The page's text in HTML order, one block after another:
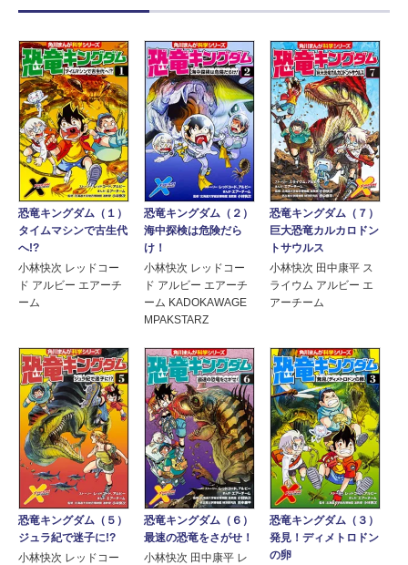
恐竜キングダム（１）
タイムマシンで古生代
へ!?
小林快次 レッドコー
ド アルビー エアーチ
ーム
恐竜キングダム（２）
海中探検は危険だら
け！
小林快次 レッドコー
ド アルビー エアーチ
ーム KADOKAWAGE
MPAKSTARZ
恐竜キングダム（７）
巨大恐竜カルカロドン
トサウルス
小林快次 田中康平 ス
ライウム アルビー エ
アーチーム
恐竜キングダム（５）
ジュラ紀で迷子に!?
小林快次 レッドコー
恐竜キングダム（６）
最速の恐竜をさがせ！
小林快次 田中康平 レ
恐竜キングダム（３）
発見！ディメトロドン
の卵